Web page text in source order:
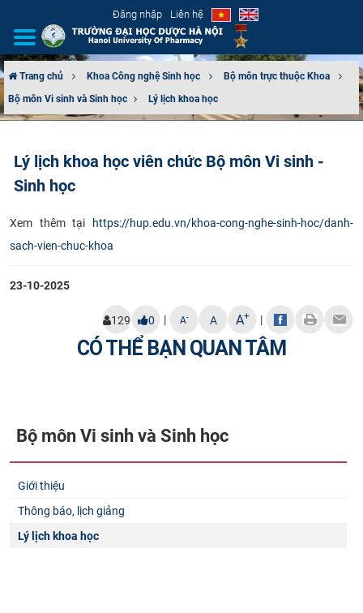
Đăng nhập Liên hệ
GIỚI THIỆU
TUYỂN SINH
ĐÀO TẠO
Trang chủ Khoa Công nghệ Sinh học
Bộ môn trực thuộc Khoa
Bộ môn Vi​ sinh và Sinh học
Lý lịch khoa học
Lý lịch khoa học viên chức Bộ môn Vi sinh -
Sinh học
Xem thêm tại https://hup.edu.vn/khoa-cong-nghe-sinh-hoc/danh-
sach-vien-chuc-khoa
23-10-2025
129 0 | A- A A+ |
CÓ THỂ BẠN QUAN TÂM
Bộ môn Vi​ sinh và Sinh học
Giới thiệu
Thông báo, lịch giảng
Lý lịch khoa học